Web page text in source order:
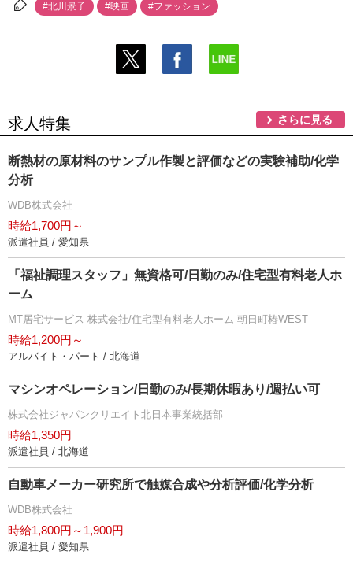
#北川景子 #映画 #ファッション
求人特集 さらに見る
断熱材の原材料のサンプル作製と評価などの実験補助/化学
分析
WDB株式会社
時給1,700円～
派遣社員 / 愛知県
「福祉調理スタッフ」無資格可/日勤のみ/住宅型有料老人ホ
ーム
MT居宅サービス 株式会社/住宅型有料老人ホーム 朝日町椿WEST
時給1,200円～
アルバイト・パート / 北海道
マシンオペレーション/日勤のみ/長期休暇あり/週払い可
株式会社ジャパンクリエイト北日本事業統括部
時給1,350円
派遣社員 / 北海道
自動車メーカー研究所で触媒合成や分析評価/化学分析
WDB株式会社
時給1,800円～1,900円
派遣社員 / 愛知県